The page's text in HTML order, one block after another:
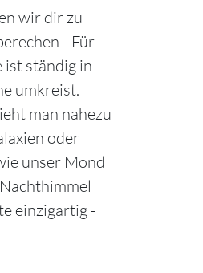
wir dir zu
- Für
ist ständig in
umkreist.
man nahezu
oder
unser Mond
einzigartig -